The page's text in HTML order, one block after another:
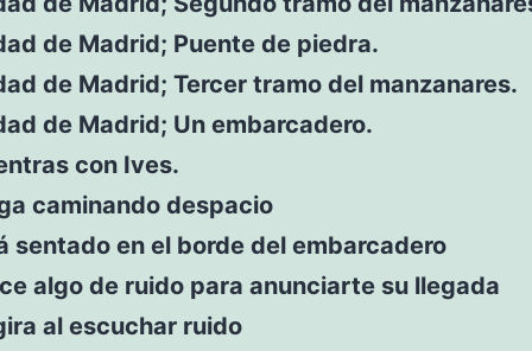
de Madrid; Puente de piedra.
de Madrid; Tercer tramo del manzanares.
de Madrid; Un embarcadero.
con Ives.
caminando despacio
sentado en el borde del embarcadero
algo de ruido para anunciarte su llegada
al escuchar ruido